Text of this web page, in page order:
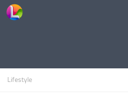
Skip to content
Lifestyle